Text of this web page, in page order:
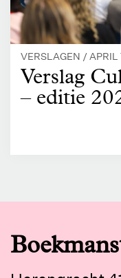
VERSLAGEN /APRIL
Verslag
– editie